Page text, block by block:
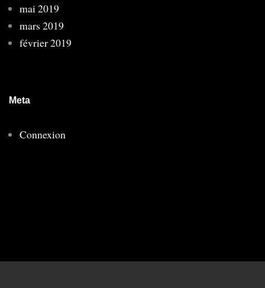
mai 2019
mars 2019
février 2019
Meta
Connexion